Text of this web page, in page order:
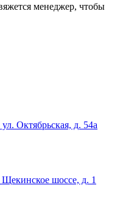
менеджер, чтобы
Октябрьская, д. 54а
шоссе, д. 1